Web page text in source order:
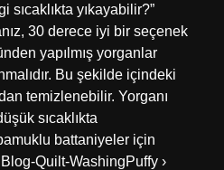
sıcaklıkta yıkayabilir?”
30 derece iyi bir seçenek
yapılmış yorganlar
Bu şekilde içindeki
temizlenebilir. Yorganı
sıcaklıkta
battaniyeler için
Quilt-WashingPuffy ›